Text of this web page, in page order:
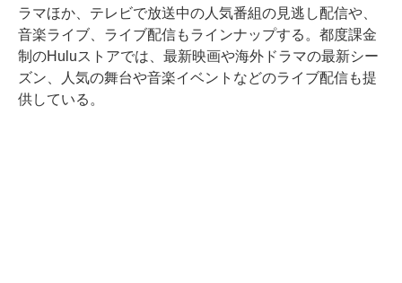
ラマほか、テレビで放送中の人気番組の見逃し配信や、
音楽ライブ、ライブ配信もラインナップする。都度課金
制のHuluストアでは、最新映画や海外ドラマの最新シー
ズン、人気の舞台や音楽イベントなどのライブ配信も提
供している。